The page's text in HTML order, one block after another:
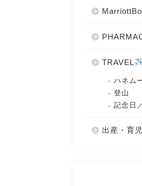
TRAVEL
ハネム
登山
記念日
出産・育児